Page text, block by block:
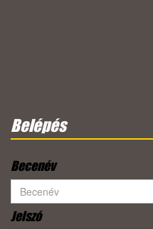
Belépés
Becenév
Jelszó